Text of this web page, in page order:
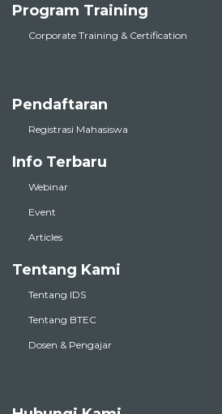
Program Training
Corporate Training & Certification
Pendaftaran
Registrasi Mahasiswa
Info Terbaru
Webinar
Event
Articles
Tentang Kami
Tentang IDS
Tentang BTEC
Dosen & Pengajar